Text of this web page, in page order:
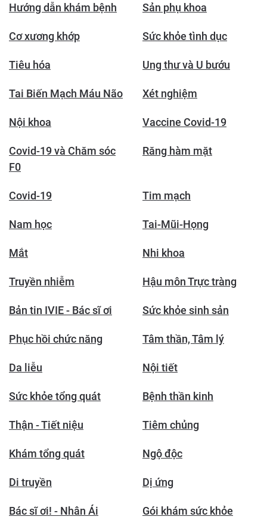
Hướng dẫn khám bệnh Sản phụ khoa
Cơ xương khớp Sức khỏe tình dục
Tiêu hóa Ung thư và U bướu
Tai Biến Mạch Máu Não Xét nghiệm
Nội khoa Vaccine Covid-19
Covid-19 và Chăm sóc
F0
Răng hàm mặt
Covid-19 Tim mạch
Nam học Tai-Mũi-Họng
Mắt Nhi khoa
Truyền nhiễm Hậu môn Trực tràng
Bản tin IVIE - Bác sĩ ơi Sức khỏe sinh sản
Phục hồi chức năng Tâm thần, Tâm lý
Da liễu Nội tiết
Sức khỏe tổng quát Bệnh thần kinh
Thận - Tiết niệu Tiêm chủng
Khám tổng quát Ngộ độc
Di truyền Dị ứng
Bác sĩ ơi! - Nhân Ái Gói khám sức khỏe